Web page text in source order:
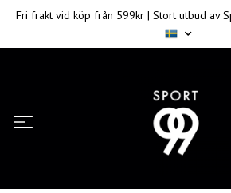
Fri frakt vid köp från 599kr | Stort utbud av